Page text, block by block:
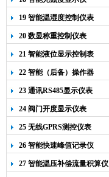
19 智能温湿度控制仪表
20 数显称重控制仪表
21 智能液位显示控制表
22 智能（后备）操作器
23 通讯RS485显示仪表
24 阀门开度显示仪表
25 无线GPRS测控仪表
26 智能快速峰值记录仪
27 智能温压补偿流量积算仪